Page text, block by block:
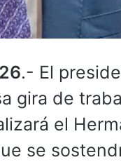
.- El
gira de
el
se